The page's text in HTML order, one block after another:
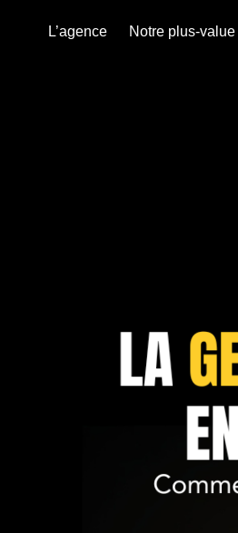
L’agence Notre plus-value